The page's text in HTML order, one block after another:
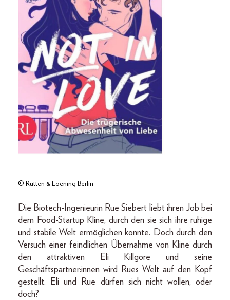
© Rütten & Loening Berlin
Die Biotech-Ingenieurin Rue Siebert liebt ihren Job bei
dem Food-Startup Kline, durch den sie sich ihre ruhige
und stabile Welt ermöglichen konnte. Doch durch den
Versuch einer feindlichen Übernahme von Kline durch
den attraktiven Eli Killgore und seine
Geschäftspartner:innen wird Rues Welt auf den Kopf
gestellt. Eli und Rue dürfen sich nicht wollen, oder
doch?